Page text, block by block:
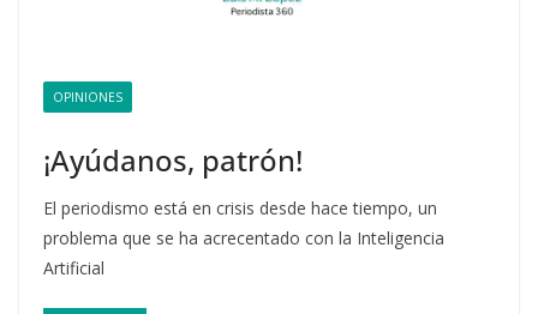
OPINIONES
¡Ayúdanos, patrón!
El periodismo está en crisis desde hace tiempo, un
problema que se ha acrecentado con la Inteligencia
Artificial